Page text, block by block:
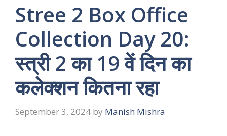
Stree 2 Box Office
Collection Day 20:
स्त्री 2 का 19 वें दिन का
कलेक्शन कितना रहा
September 3, 2024 by Manish Mishra